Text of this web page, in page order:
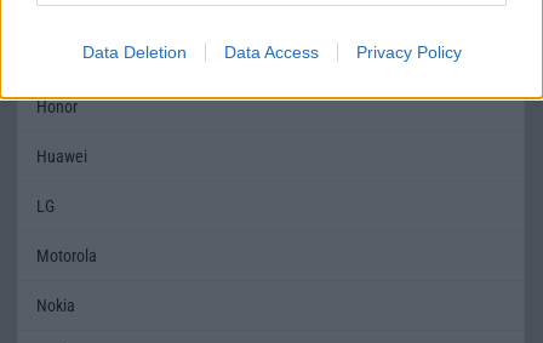
Data Deletion Data Access Privacy Policy
Honor
Huawei
LG
Motorola
Nokia